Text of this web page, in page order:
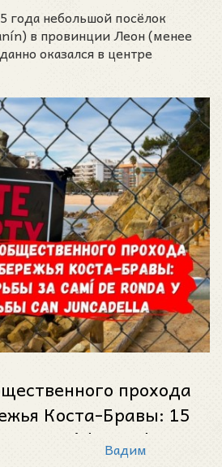
года небольшой посёлок
в провинции Леон (менее
оказался в центре
прохода
Коста-Бравы: 15
за Camí de Ronda у
Вадим